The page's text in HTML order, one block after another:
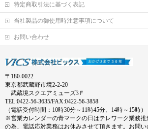
特定商取引法に基づく表記
当社製品の御使用時注意事項について
お問い合わせ
〒180-0022
東京都武蔵野市境2-2-20
武蔵境スクエアミューズ3Ｆ
TEL:0422-56-3635/FAX:0422-56-3858
（電話受付時間：10時30分～11時45分、14時～15時）
※営業カレンダーの青マークの日はテレワーク業務推
の為、電話応対業務はお休みさせて頂きます。お問い